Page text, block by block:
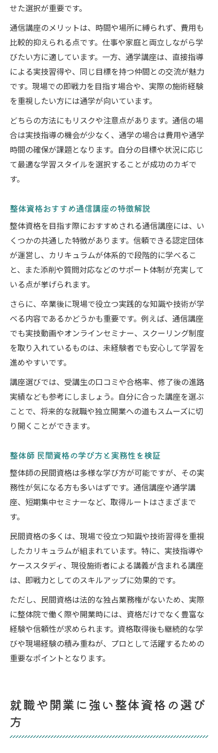
せた選択が重要です。
通信講座のメリットは、時間や場所に縛られず、費用も
比較的抑えられる点です。仕事や家庭と両立しながら学
びたい方に適しています。一方、通学講座は、直接指導
による実技習得や、同じ目標を持つ仲間との交流が魅力
です。現場での即戦力を目指す場合や、実際の施術経験
を重視したい方には通学が向いています。
どちらの方法にもリスクや注意点があります。通信の場
合は実技指導の機会が少なく、通学の場合は費用や通学
時間の確保が課題となります。自分の目標や状況に応じ
て最適な学習スタイルを選択することが成功のカギで
す。
整体資格おすすめ通信講座の特徴解説
整体資格を目指す際におすすめされる通信講座には、い
くつかの共通した特徴があります。信頼できる認定団体
が運営し、カリキュラムが体系的で段階的に学べるこ
と、また添削や質問対応などのサポート体制が充実して
いる点が挙げられます。
さらに、卒業後に現場で役立つ実践的な知識や技術が学
べる内容であるかどうかも重要です。例えば、通信講座
でも実技動画やオンラインセミナー、スクーリング制度
を取り入れているものは、未経験者でも安心して学習を
進めやすいです。
講座選びでは、受講生の口コミや合格率、修了後の進路
実績なども参考にしましょう。自分に合った講座を選ぶ
ことで、将来的な就職や独立開業への道もスムーズに切
り開くことができます。
整体師 民間資格の学び方と実務性を検証
整体師の民間資格は多様な学び方が可能ですが、その実
務性が気になる方も多いはずです。通信講座や通学講
座、短期集中セミナーなど、取得ルートはさまざまで
す。
民間資格の多くは、現場で役立つ知識や技術習得を重視
したカリキュラムが組まれています。特に、実技指導や
ケーススタディ、現役施術者による講義が含まれる講座
は、即戦力としてのスキルアップに効果的です。
ただし、民間資格は法的な独占業務権がないため、実際
に整体院で働く際や開業時には、資格だけでなく豊富な
経験や信頼性が求められます。資格取得後も継続的な学
びや現場経験の積み重ねが、プロとして活躍するための
重要なポイントとなります。
就職や開業に強い整体資格の選び
方